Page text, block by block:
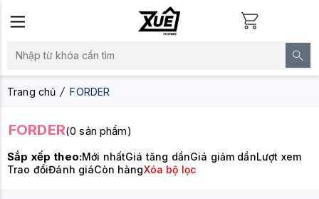
Trang chủ FORDER
FORDER(0 sản phẩm)
Sắp xếp theo:Mới nhấtGiá tăng dầnGiá giảm dầnLượt xem
Trao đổiĐánh giáCòn hàngXóa bộ lọc